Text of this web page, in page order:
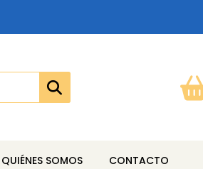
QUIÉNES SOMOS CONTACTO